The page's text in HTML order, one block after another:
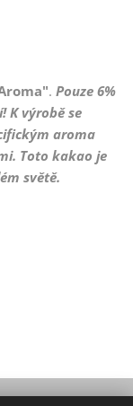
. Pouze 6%
K výrobě se
aroma
Toto kakao je
světě.